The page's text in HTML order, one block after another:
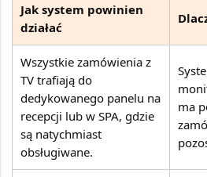
Jak system powinien
działać
Wszystkie zamówienia z
TV trafiają do
dedykowanego panelu na
recepcji lub w SPA, gdzie
są natychmiast
obsługiwane.
ma